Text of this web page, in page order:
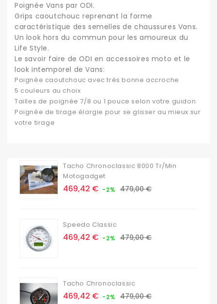
Poignée Vans par ODI.
Grips caoutchouc reprenant la forme
caractéristique des semelles de chaussures Vans.
Un look hors du commun pour les amoureux du
Life Style.
Le savoir faire de ODI en accessoires moto et le
look intemporel de Vans:
Poignée caoutchouc avec très bonne accroche
5 couleurs au choix
Tailles de poignée 7/8 ou 1 pouce selon votre guidon
Poignée de tirage élargie pour se glisser au mieux sur
votre tirage
Tacho Chronoclassic 8000 Tr/min
Motogadget
Prix
469,42 € -2% Prix
479,00 €
Speedo Classic
Prix
469,42 € -2% Prix
479,00 €
Tacho Chronoclassic
Prix
469,42 € -2% Prix
479,00 €